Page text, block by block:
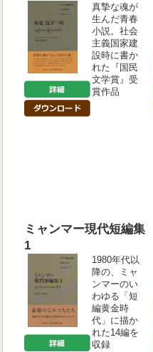
真摯な魂が
生んだ青春
小説。社会
主義国家建
設時に書か
れた『国民
文学賞』受
賞作品
ミャンマー現代短編集
1
1980年代以
降の、ミャ
ンマーのい
わゆる「短
編黄金時
代」に描か
れた14編を
収録